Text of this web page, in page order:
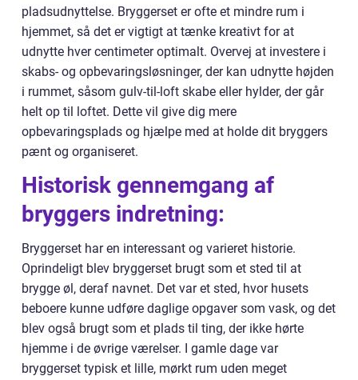
pladsudnyttelse. Bryggerset er ofte et mindre rum i
hjemmet, så det er vigtigt at tænke kreativt for at
udnytte hver centimeter optimalt. Overvej at investere i
skabs- og opbevaringsløsninger, der kan udnytte højden
i rummet, såsom gulv-til-loft skabe eller hylder, der går
helt op til loftet. Dette vil give dig mere
opbevaringsplads og hjælpe med at holde dit bryggers
pænt og organiseret.
Historisk gennemgang af
bryggers indretning:
Bryggerset har en interessant og varieret historie.
Oprindeligt blev bryggerset brugt som et sted til at
brygge øl, deraf navnet. Det var et sted, hvor husets
beboere kunne udføre daglige opgaver som vask, og det
blev også brugt som et plads til ting, der ikke hørte
hjemme i de øvrige værelser. I gamle dage var
bryggerset typisk et lille, mørkt rum uden meget